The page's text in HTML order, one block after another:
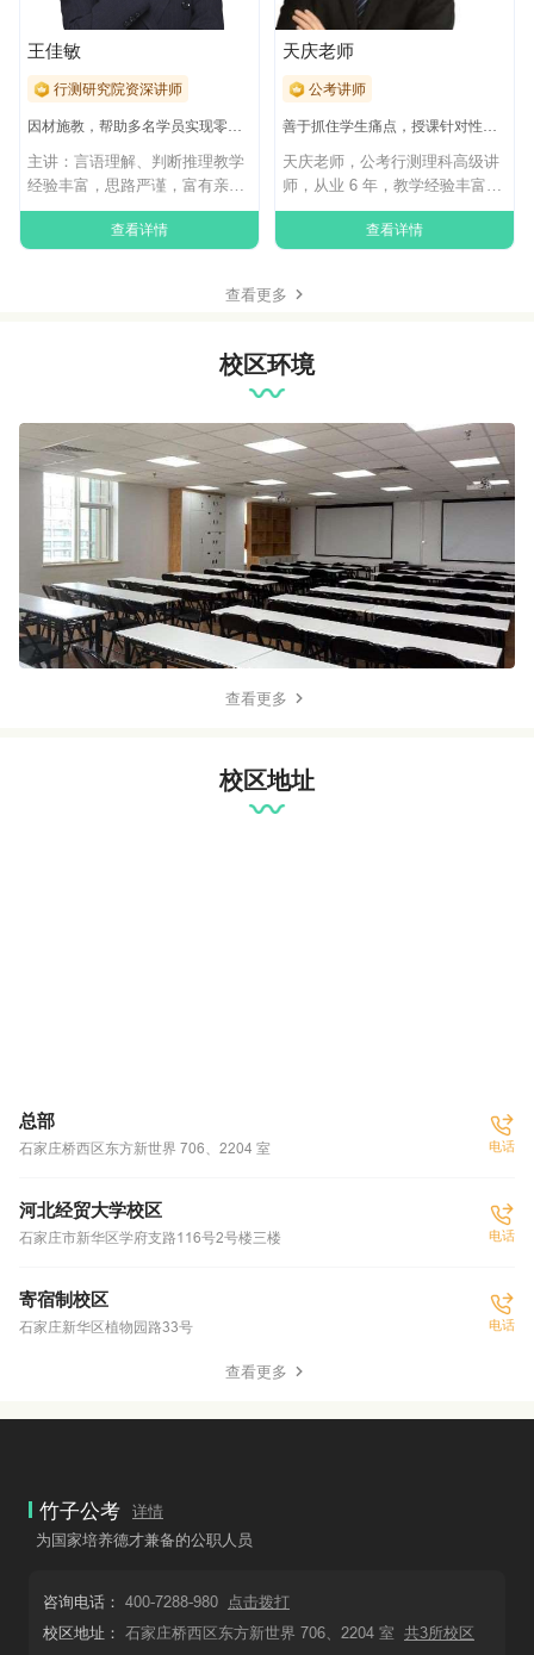
王佳敏
行测研究院资深讲师
因材施教，帮助多名学员实现零基础的快速答题提升
主讲：言语理解、判断推理教学
经验丰富，思路严谨，富有亲和
力，耐心细致，
查看详情
天庆老师
公考讲师
善于抓住学生痛点，授课针对性、实用性强
天庆老师，公考行测理科高级讲
师，从业 6 年，教学经验丰富，
总计课时
查看详情
查看更多
校区环境
查看更多
校区地址
总部
石家庄桥西区东方新世界 706、2204 室 电话
河北经贸大学校区
石家庄市新华区学府支路116号2号楼三楼 电话
寄宿制校区
石家庄新华区植物园路33号 电话
查看更多
竹子公考
详情
为国家培养德才兼备的公职人员
咨询电话： 400-7288-980
点击拨打
校区地址： 石家庄桥西区东方新世界 706、2204 室 共3所校区